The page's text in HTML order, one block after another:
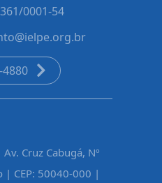
0001-54
4880
Cruz Cabugá, Nº
| CEP: 50040-000 |